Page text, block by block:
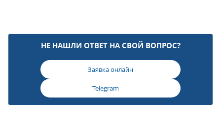
НЕ НАШЛИ ОТВЕТ НА СВОЙ ВОПРОС?
Заявка онлайн
Telegram